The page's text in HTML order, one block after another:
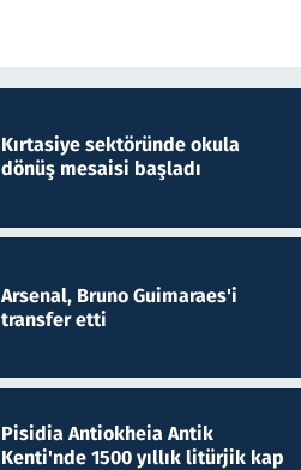
Kırtasiye sektöründe okula
dönüş mesaisi başladı
Arsenal, Bruno Guimaraes'i
transfer etti
Pisidia Antiokheia Antik
Kenti'nde 1500 yıllık litürjik kap